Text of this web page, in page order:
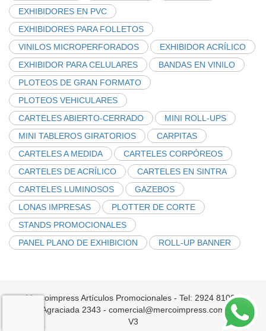
EXHIBIDORES EN PVC
EXHIBIDORES PARA FOLLETOS
VINILOS MICROPERFORADOS
EXHIBIDOR ACRÍLICO
EXHIBIDOR PARA CELULARES
BANDAS EN VINILO
PLOTEOS DE GRAN FORMATO
PLOTEOS VEHICULARES
CARTELES ABIERTO-CERRADO
MINI ROLL-UPS
MINI TABLEROS GIRATORIOS
CARPITAS
CARTELES A MEDIDA
CARTELES CORPÓREOS
CARTELES DE ACRÍLICO
CARTELES EN SINTRA
CARTELES LUMINOSOS
GAZEBOS
LONAS IMPRESAS
PLOTTER DE CORTE
STANDS PROMOCIONALES
PANEL PLANO DE EXHIBICION
ROLL-UP BANNER
Mercoimpress Artículos Promocionales - Tel: 2924 8100 -
Agraciada 2343 - comercial@mercoimpress.com
V3